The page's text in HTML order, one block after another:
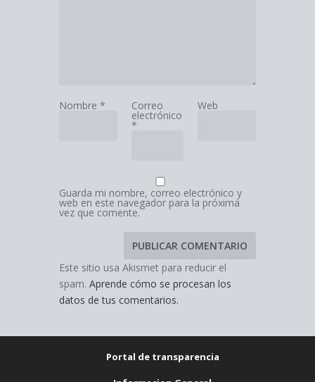
Nombre * Correo
electrónico
*
Web
Guarda mi nombre, correo electrónico y
web en este navegador para la próxima
vez que comente.
Este sitio usa Akismet para reducir el
spam. Aprende cómo se procesan los
datos de tus comentarios.
Portal de transparencia